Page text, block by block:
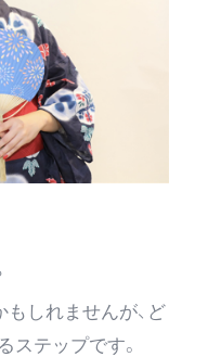
しれませんが、ど
ステップです。